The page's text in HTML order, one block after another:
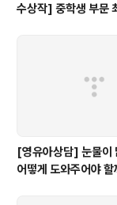
수상작] 중학생 부문
[영유아상담] 눈물이
어떻게 도와주어야